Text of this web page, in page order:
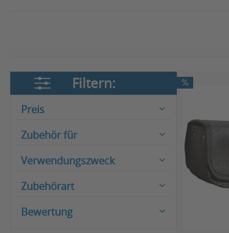
Filtern:
Preis
Zubehör für
Elektrorollstühle
Verwendungszweck
Komfort
Nässeschutz
Zubehörart
Bekleidung
Bewertung